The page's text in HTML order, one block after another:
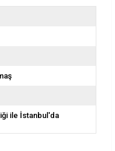
ile İstanbul'da